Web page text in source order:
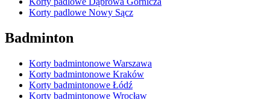
Korty padlowe Nowy Sącz
Badminton
Korty badmintonowe Warszawa
Korty badmintonowe Kraków
Korty badmintonowe Łódź
Korty badmintonowe Wrocław